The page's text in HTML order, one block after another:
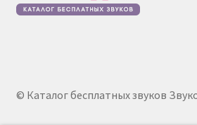
© Каталог бесплатных звуков